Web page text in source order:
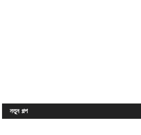
নতুন গল্প